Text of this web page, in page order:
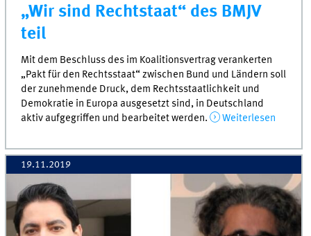
„Wir sind Rechtstaat“ des BMJV
teil
Mit dem Beschluss des im Koalitionsvertrag verankerten
„Pakt für den Rechtsstaat“ zwischen Bund und Ländern soll
der zunehmende Druck, dem Rechtsstaatlichkeit und
Demokratie in Europa ausgesetzt sind, in Deutschland
aktiv aufgegriffen und bearbeitet werden.
Weiterlesen
19.11.2019